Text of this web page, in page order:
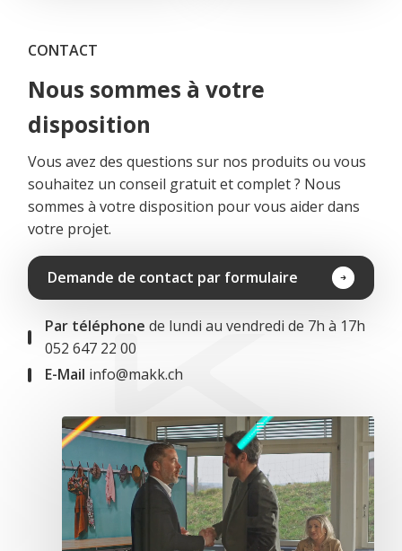
CONTACT
Nous sommes à votre
disposition
Vous avez des questions sur nos produits ou vous
souhaitez un conseil gratuit et complet ? Nous
sommes à votre disposition pour vous aider dans
votre projet.
Demande de contact par formulaire
Par téléphone de lundi au vendredi de 7h à 17h
052 647 22 00
E-Mail info@makk.ch